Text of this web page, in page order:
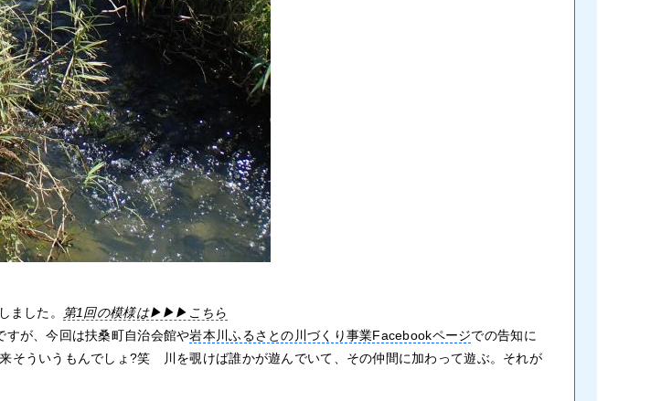
ました。
第1回の模様は▶︎▶︎▶︎こちら
すが、今回は扶桑町自治会館や岩本川ふるさとの川づくり事業Facebookページでの告知に
そういうもんでしょ?笑 川を覗けば誰かが遊んでいて、その仲間に加わって遊ぶ。それが